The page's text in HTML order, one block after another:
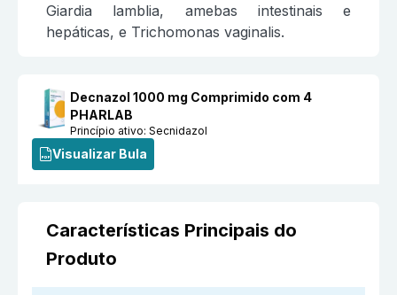
Giardia lamblia, amebas intestinais e
hepáticas, e Trichomonas vaginalis.
Decnazol 1000 mg Comprimido com 4
PHARLAB
Princípio ativo:Secnidazol
Visualizar Bula
Características Principais do
Produto